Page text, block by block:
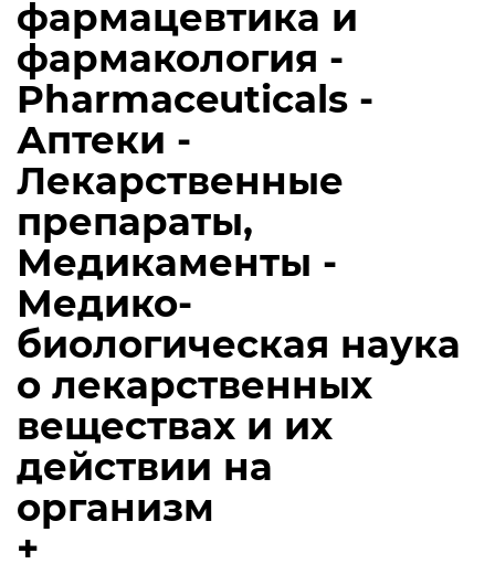
фармацевтика и
фармакология -
Pharmaceuticals -
Аптеки -
Лекарственные
препараты,
Медикаменты -
Медико-
биологическая наука
о лекарственных
веществах и их
действии на
организм
+